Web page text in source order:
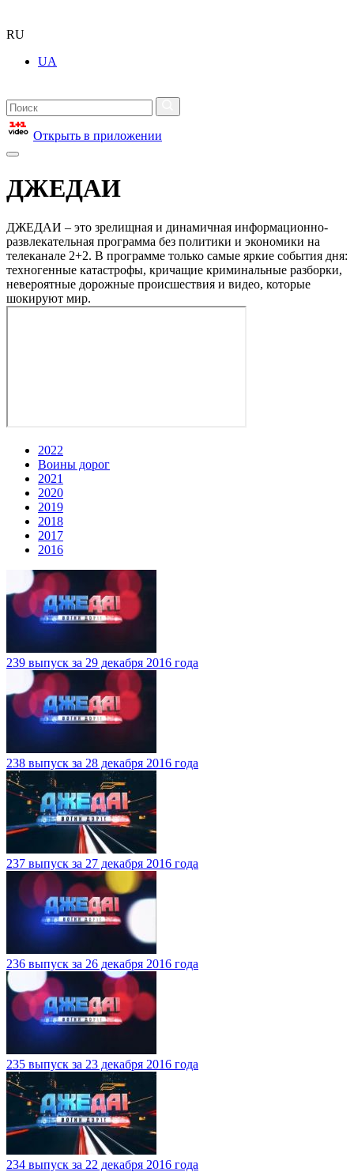
RU
UA
Открыть в приложении
ДЖЕДАИ
ДЖЕДАИ – это зрелищная и динамичная информационно-
развлекательная программа без политики и экономики на
телеканале 2+2. В программе только самые яркие события дня:
техногенные катастрофы, кричащие криминальные разборки,
невероятные дорожные происшествия и видео, которые
шокируют мир.
2022
Воины дорог
2021
2020
2019
2018
2017
2016
239 выпуск за 29 декабря 2016 года
238 выпуск за 28 декабря 2016 года
237 выпуск за 27 декабря 2016 года
236 выпуск за 26 декабря 2016 года
235 выпуск за 23 декабря 2016 года
234 выпуск за 22 декабря 2016 года